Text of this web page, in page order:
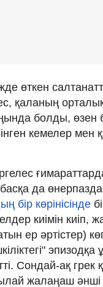
өткен
қаланың орталық
болды, өзен
кемелер мен
да
бір көрінісінде
киімін киіп,
ер әртістер)
эпизодқа
Сондай-ақ
жалаңаш әнші